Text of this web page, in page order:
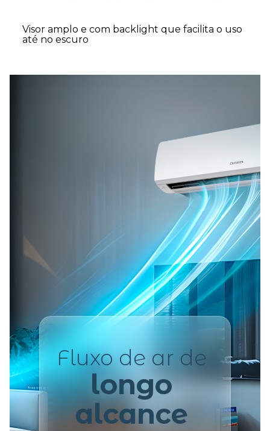
Visor amplo e com backlight que facilita o uso
até no escuro
Fluxo de ar de
longo
alcance